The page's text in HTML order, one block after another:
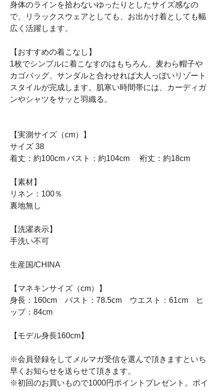
身体のラインを拾わないゆったりとしたサイズ感なの
で、リラックスウェアとしても、お出かけ着としても幅
広く活躍します。
【おすすめの着こなし】
1枚でシンプルに着こなすのはもちろん、麦わら帽子や
カゴバッグ、サンダルと合わせれば大人っぽいリゾート
スタイルが完成します。肌寒い時間帯には、カーディガ
ンやシャツをサッと羽織る。
【実測サイズ（cm）】
サイズ 38
着丈：約100cm バスト：約104cm 裄丈：約18cm
【素材】
リネン：100％
裏地無し
【洗濯表示】
手洗い不可
生産国/CHINA
【マネキンサイズ（cm）】
身長：160cm バスト：78.5cm ウエスト：61cm ヒ
ップ：84cm
【モデル身長160cm】
※会員登録をしてメルマガ受信を選んで頂きますといち
早くお知らせを送らせて頂きます。
※初回のお買いもので1000円ポイントプレゼント。ポイ